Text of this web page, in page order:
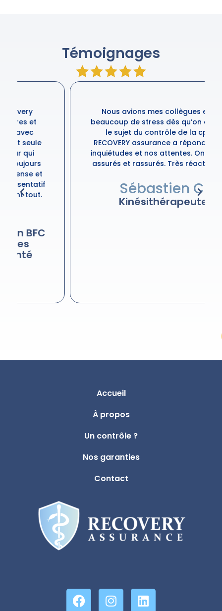
Témoignages
Nous avions mes collègues et moi
beaucoup de stress dès qu’on abordait
le sujet du contrôle de la cpam.
RECOVERY assurance a répondu à nos
inquiétudes et nos attentes. On est tous
assurés et rassurés. Très réactif ! Merci
Sébastien C.
Kinésithérapeute
Accueil
À propos
Un contrôle ?
Nos garanties
Contact